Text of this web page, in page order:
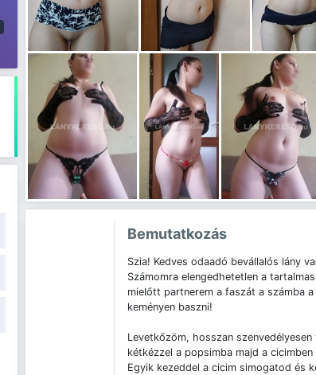
Bemutatkozás
Szia! Kedves odaadó bevállalós lány
Számomra elengedhetetlen a
mielőtt partnerem a faszát a számba
keményen baszni!
Levetkőzöm, hosszan
kétkézzel a popsimba majd a
Egyik kezeddel a cicim simogatod és